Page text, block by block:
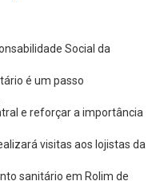
Social da
é um passo
e reforçar a importância
visitas aos lojistas da
sanitário em Rolim de